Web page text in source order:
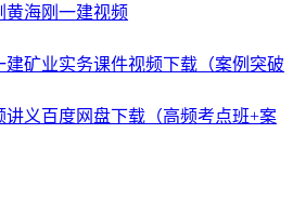
黄海刚一建视频
建矿业实务课件视频下载（案例突破
讲义百度网盘下载（高频考点班+案